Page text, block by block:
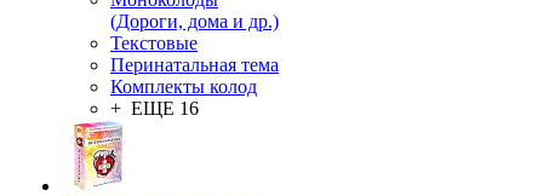
(Дороги, дома и др.)
Текстовые
Перинатальная тема
Комплекты колод
+ ЕЩЕ 16